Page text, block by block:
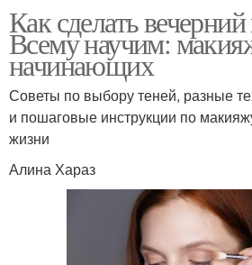
Как сделать
Всему научим:
начинающих
Советы по выбору теней, разные
и пошаговые инструкции по
жизни
Алина Хараз